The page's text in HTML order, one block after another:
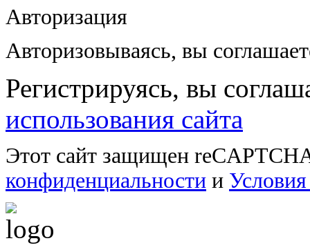
Авторизация
Авторизовываясь, вы
Регистрируясь, вы
использования сайта
Этот сайт защищен
конфиденциальности и